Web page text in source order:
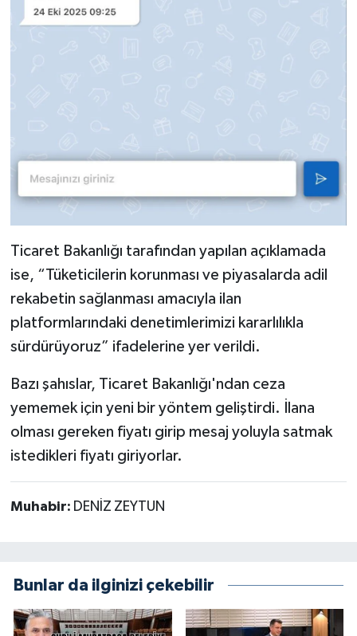
Ticaret Bakanlığı tarafından yapılan açıklamada
ise, “Tüketicilerin korunması ve piyasalarda adil
rekabetin sağlanması amacıyla ilan
platformlarındaki denetimlerimizi kararlılıkla
sürdürüyoruz” ifadelerine yer verildi.
Bazı şahıslar, Ticaret Bakanlığı'ndan ceza
yememek için yeni bir yöntem geliştirdi. İlana
olması gereken fiyatı girip mesaj yoluyla satmak
istedikleri fiyatı giriyorlar.
Muhabir: DENİZ ZEYTUN
Bunlar da ilginizi çekebilir